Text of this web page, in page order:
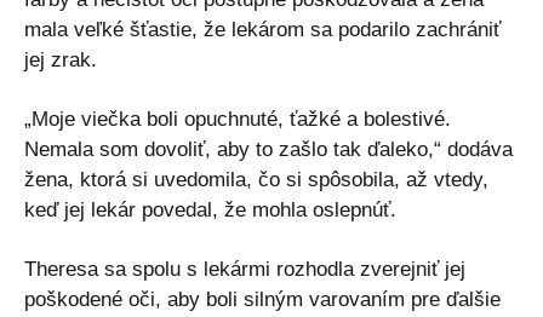
mala veľké šťastie, že lekárom sa podarilo zachrániť
jej zrak.
„Moje viečka boli opuchnuté, ťažké a bolestivé.
Nemala som dovoliť, aby to zašlo tak ďaleko,“ dodáva
žena, ktorá si uvedomila, čo si spôsobila, až vtedy,
keď jej lekár povedal, že mohla oslepnúť.
Theresa sa spolu s lekármi rozhodla zverejniť jej
poškodené oči, aby boli silným varovaním pre ďalšie